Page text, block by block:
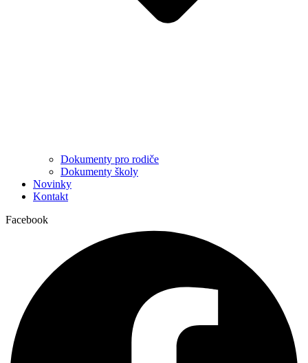
Dokumenty pro rodiče
Dokumenty školy
Novinky
Kontakt
Facebook